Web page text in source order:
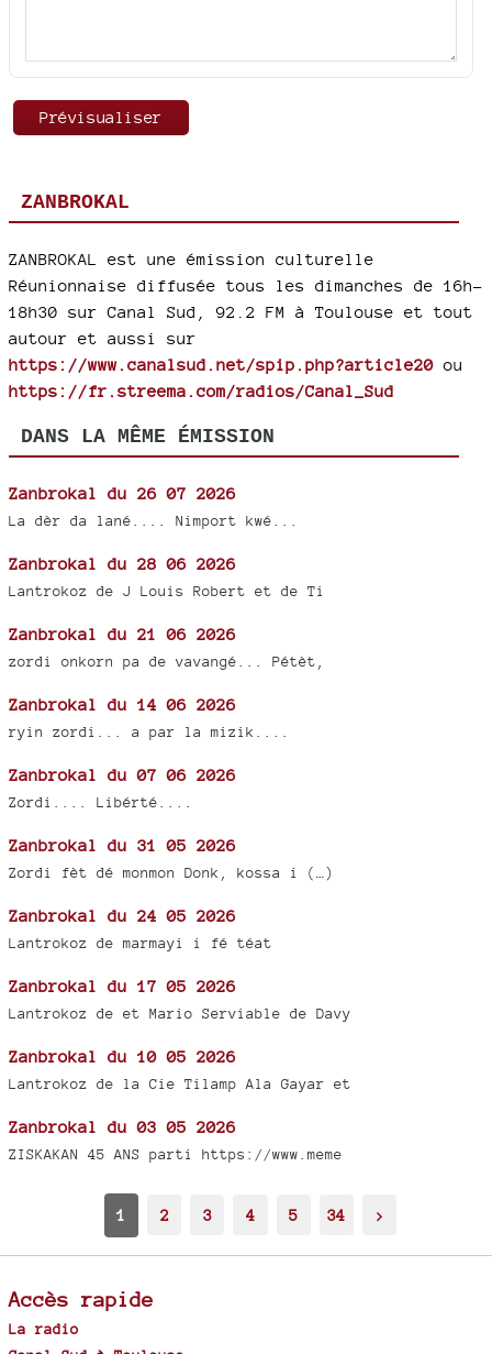
ZANBROKAL
ZANBROKAL est une émission culturelle
Réunionnaise diffusée tous les dimanches de 16h-
18h30 sur Canal Sud, 92.2 FM à Toulouse et tout
autour et aussi sur
https://www.canalsud.net/spip.php?article20 ou
https://fr.streema.com/radios/Canal_Sud
DANS LA MÊME ÉMISSION
Zanbrokal du 26 07 2026
La dèr da lané.... Nimport kwé...
Zanbrokal du 28 06 2026
Lantrokoz de J Louis Robert et de Ti
Zanbrokal du 21 06 2026
zordi onkorn pa de vavangé... Pétèt,
Zanbrokal du 14 06 2026
ryin zordi... a par la mizik....
Zanbrokal du 07 06 2026
Zordi.... Libérté....
Zanbrokal du 31 05 2026
Zordi fèt dé monmon Donk, kossa i (…)
Zanbrokal du 24 05 2026
Lantrokoz de marmayi i fé téat
Zanbrokal du 17 05 2026
Lantrokoz de et Mario Serviable de Davy
Zanbrokal du 10 05 2026
Lantrokoz de la Cie Tilamp Ala Gayar et
Zanbrokal du 03 05 2026
ZISKAKAN 45 ANS parti https://www.meme
1 2 3 4 5 34 >
Accès rapide
La radio